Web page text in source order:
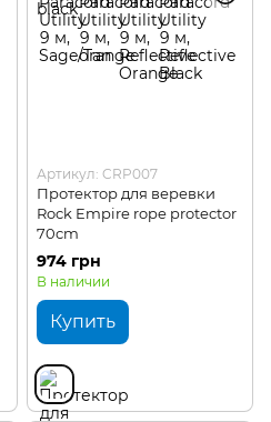
Артикул: CRP007
Протектор для веревки
Rock Empire rope protector
70cm
974 грн
В наличии
Купить